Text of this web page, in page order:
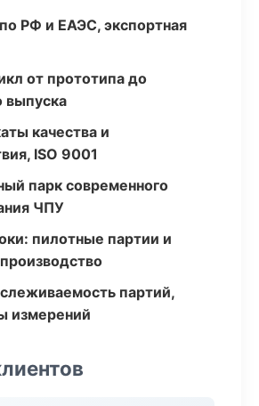
РФ и ЕАЭС, экспортная
от прототипа до
выпуска
качества и
ISO 9001
парк современного
ЧПУ
пилотные партии и
партий,
измерений